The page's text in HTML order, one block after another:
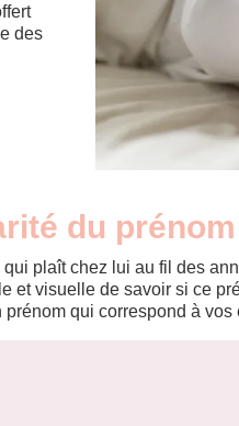
des
du
plaît chez lui au fil des
visuelle de savoir si ce
qui correspond à vos